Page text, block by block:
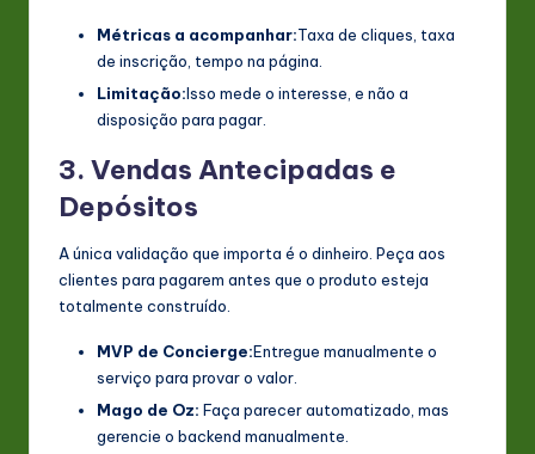
Métricas a acompanhar:Taxa de cliques, taxa
de inscrição, tempo na página.
Limitação:Isso mede o interesse, e não a
disposição para pagar.
3. Vendas Antecipadas e
Depósitos
A única validação que importa é o dinheiro. Peça aos
clientes para pagarem antes que o produto esteja
totalmente construído.
MVP de Concierge:Entregue manualmente o
serviço para provar o valor.
Mago de Oz: Faça parecer automatizado, mas
gerencie o backend manualmente.